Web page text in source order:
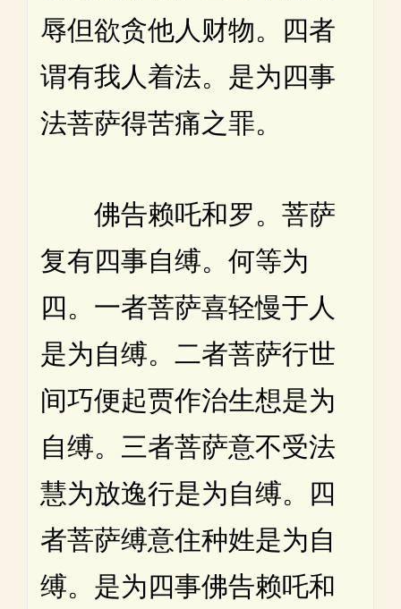
辱但欲贪他人财物。四者
谓有我人着法。是为四事
法菩萨得苦痛之罪。
佛告赖吒和罗。菩萨
复有四事自缚。何等为
四。一者菩萨喜轻慢于人
是为自缚。二者菩萨行世
间巧便起贾作治生想是为
自缚。三者菩萨意不受法
慧为放逸行是为自缚。四
者菩萨缚意住种姓是为自
缚。是为四事佛告赖吒和